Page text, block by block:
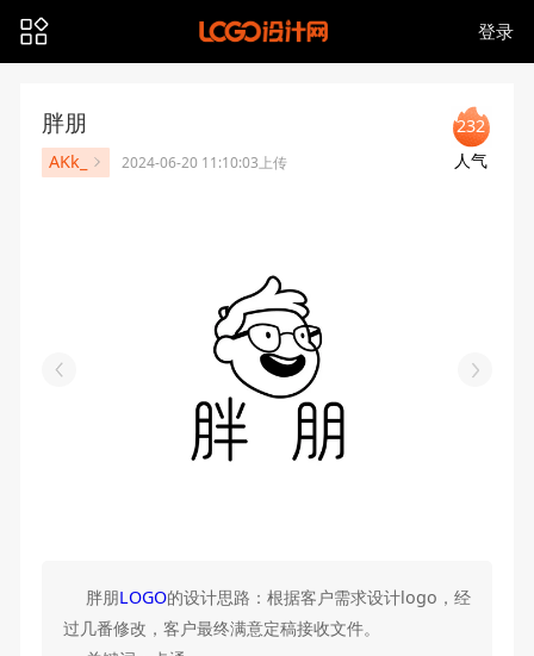
登录
胖朋
AKk_ 2024-06-20 11:10:03上传
232
人气
胖朋LOGO的设计思路：根据客户需求设计logo，经
过几番修改，客户最终满意定稿接收文件。